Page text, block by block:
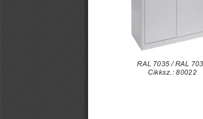
RAL 7035 / RAL 7035
Cikksz.: 80022